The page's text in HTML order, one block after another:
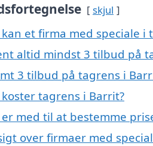
skjul
kan et firma med speciale
altid mindst 3 tilbud på
3 tilbud på tagrens i
tagrens i Barrit?
med til at bestemme
over firmaer med